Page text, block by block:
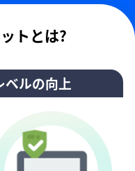
トとは?
ベルの向上